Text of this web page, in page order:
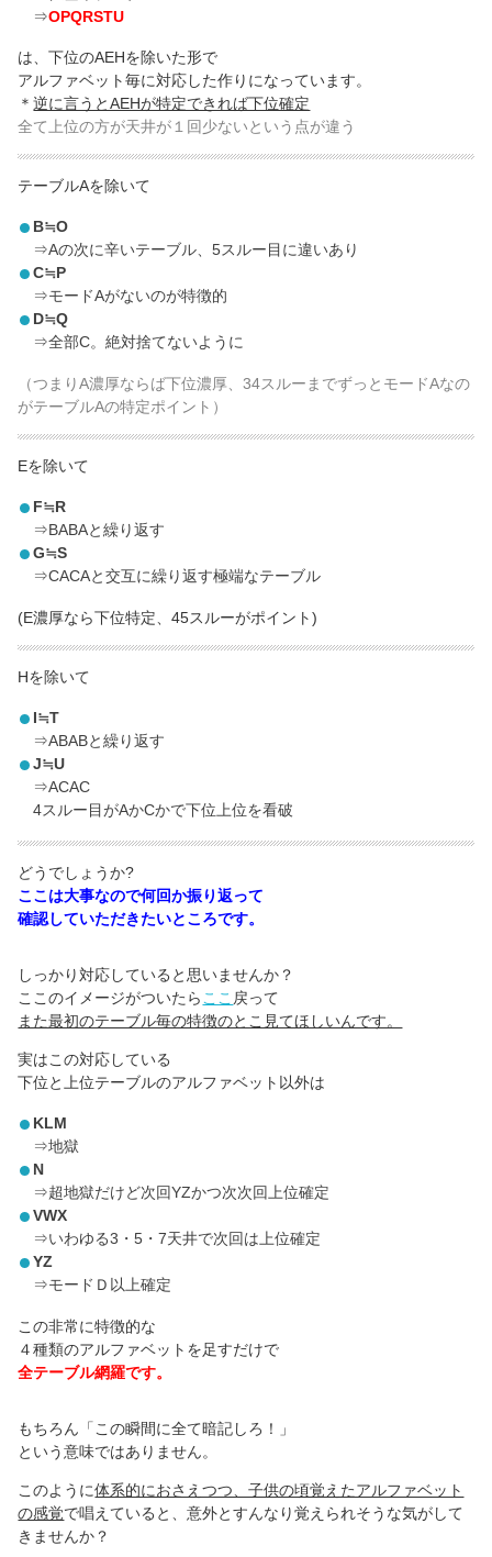
⇒OPQRSTU
は、下位のAEHを除いた形で
アルファベット毎に対応した作りになっています。
＊逆に言うとAEHが特定できれば下位確定
全て上位の方が天井が１回少ないという点が違う
テーブルAを除いて
B≒O
⇒Aの次に辛いテーブル、5スルー目に違いあり
C≒P
⇒モードAがないのが特徴的
D≒Q
⇒全部C。絶対捨てないように
（つまりA濃厚ならば下位濃厚、34スルーまでずっとモードAなの
がテーブルAの特定ポイント）
Eを除いて
F≒R
⇒BABAと繰り返す
G≒S
⇒CACAと交互に繰り返す極端なテーブル
(E濃厚なら下位特定、45スルーがポイント)
Hを除いて
I≒T
⇒ABABと繰り返す
J≒U
⇒ACAC
4スルー目がAかCかで下位上位を看破
どうでしょうか?
ここは大事なので何回か振り返って
確認していただきたいところです。
しっかり対応していると思いませんか？
ここのイメージがついたら ここ 戻って
また最初のテーブル毎の特徴のとこ見てほしいんです。
実はこの対応している
下位と上位テーブルのアルファベット以外は
KLM
⇒地獄
N
⇒超地獄だけど次回YZかつ次次回上位確定
VWX
⇒いわゆる3・5・7天井で次回は上位確定
YZ
⇒モードＤ以上確定
この非常に特徴的な
４種類のアルファベットを足すだけで
全テーブル網羅です。
もちろん「この瞬間に全て暗記しろ！」
という意味ではありません。
このように体系的におさえつつ、子供の頃覚えたアルファベット
の感覚で唱えていると、意外とすんなり覚えられそうな気がして
きませんか？